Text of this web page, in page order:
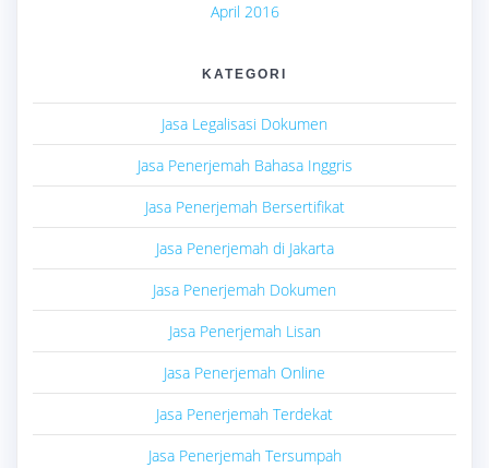
April 2016
KATEGORI
Jasa Legalisasi Dokumen
Jasa Penerjemah Bahasa Inggris
Jasa Penerjemah Bersertifikat
Jasa Penerjemah di Jakarta
Jasa Penerjemah Dokumen
Jasa Penerjemah Lisan
Jasa Penerjemah Online
Jasa Penerjemah Terdekat
Jasa Penerjemah Tersumpah